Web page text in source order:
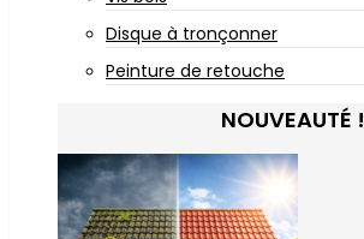
Disque à tronçonner
Peinture de retouche
NOUVEAUTÉ !